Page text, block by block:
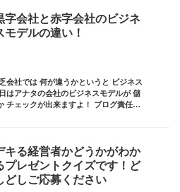
字会社と赤字会社のビジネ
モデルの違い！
会社では 何が違うかというと ビジネス
はアナタの会社のビジネスモデルが 儲
チェックが出来ますよ！ ブログ責任者
キる経営者かどうかがわか
プレゼントクイズです！ど
どしご応募ください